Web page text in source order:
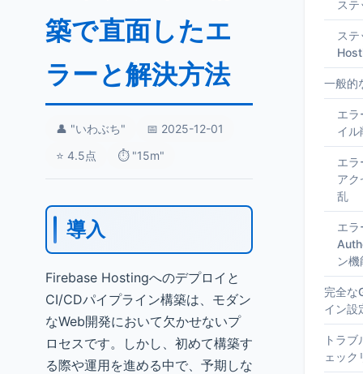
築で直面したエ
ラーと解決方法
👤 "いわぶち"
📅 2025-12-01
⭐ 4.5点
⏱️ "15m"
導入
Firebase Hostingへのデプロイと
CI/CDパイプライン構築は、モダン
なWeb開発において欠かせないプ
ロセスです。しかし、初めて構築す
る際や運用を進める中で、予期しな
ス
ス
一般的
エ
イル
エ
アク
乱
エ
ン
完全な
イン設
トラ
ェック